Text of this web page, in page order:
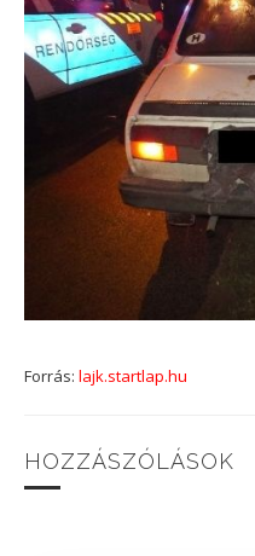
Forrás: lajk.startlap.hu
HOZZÁSZÓLÁSOK